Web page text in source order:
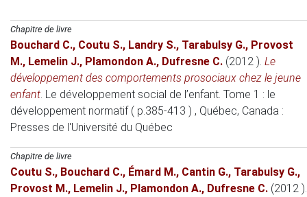
Chapitre de livre
Bouchard C., Coutu S., Landry S., Tarabulsy G., Provost
M., Lemelin J., Plamondon A., Dufresne C. (2012 ). Le
développement des comportements prosociaux chez le jeune
enfant. Le développement social de l’enfant. Tome 1 : le
développement normatif ( p.385-413 ) , Québec, Canada :
Presses de l'Université du Québec
Chapitre de livre
Coutu S., Bouchard C., Émard M., Cantin G., Tarabulsy G.,
Provost M., Lemelin J., Plamondon A., Dufresne C. (2012 ).